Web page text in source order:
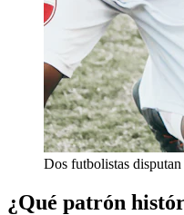
Dos futbolistas
¿Qué patrón